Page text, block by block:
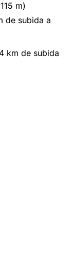
m)
de subida a
km de subida